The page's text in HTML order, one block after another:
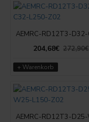
204,68€ 272,90€
+ Warenkorb